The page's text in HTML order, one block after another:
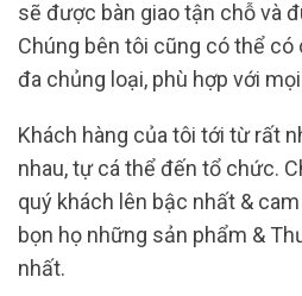
sẽ được bàn giao tận chỗ và
Chúng bên tôi cũng có thể có
đa chủng loại, phù hợp với
Khách hàng của tôi tới từ rất
nhau, tự cá thể đến tổ chức.
quý khách lên bậc nhất &
bọn họ những sản phẩm &
nhất.